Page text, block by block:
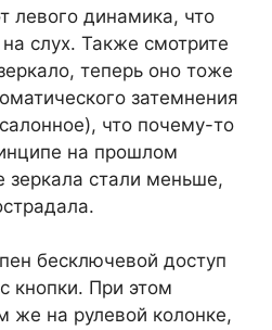
левого динамика, что
слух. Также смотрите
теперь оно тоже
затемнения
что почему-то
на прошлом
зеркала стали меньше,
бесключевой доступ
кнопки. При этом
же на рулевой колонке,